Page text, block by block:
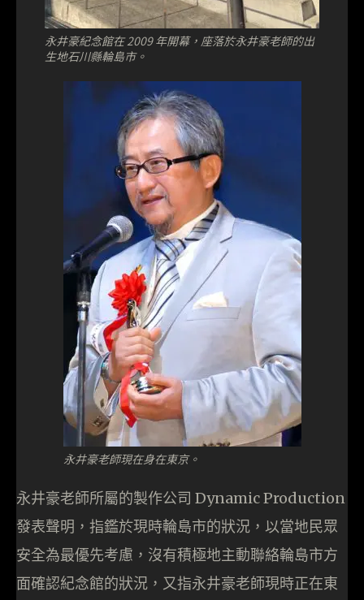
永井豪紀念館在 2009 年開幕，座落於永井豪老師的出
生地石川縣輪島市。
永井豪老師現在身在東京。
永井豪老師所屬的製作公司 Dynamic Production
發表聲明，指鑑於現時輪島市的狀況，以當地民眾
安全為最優先考慮，沒有積極地主動聯絡輪島市方
面確認紀念館的狀況，又指永井豪老師現時正在東